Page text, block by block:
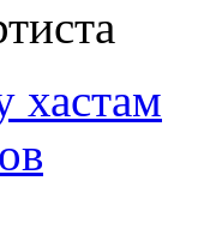
хастам